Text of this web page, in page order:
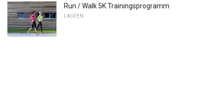
Run / Walk 5K Trainingsprogramm
LAUFEN